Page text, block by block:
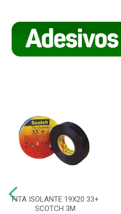
FITA ISOLANTE 19X20 33+
SCOTCH 3M